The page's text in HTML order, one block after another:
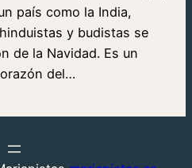
país como la India,
y budistas se
de la Navidad. Es un
del…